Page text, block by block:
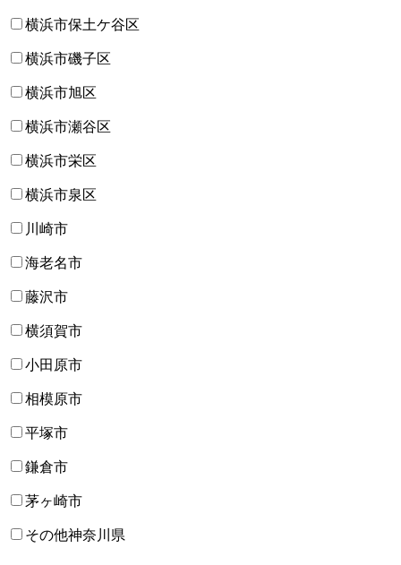
横浜市保土ケ谷区
横浜市磯子区
横浜市旭区
横浜市瀬谷区
横浜市栄区
横浜市泉区
川崎市
海老名市
藤沢市
横須賀市
小田原市
相模原市
平塚市
鎌倉市
茅ヶ崎市
その他神奈川県